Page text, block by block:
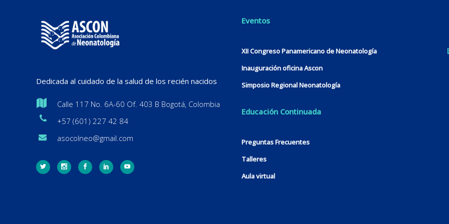
Dedicada al cuidado de la salud de los recién nacidos
Calle 117 No. 6A-60 Of. 403 B Bogotá, Colombia
+57 (601) 227 42 84
asocolneo@gmail.com
Eventos
XII Congreso Panamericano de Neonatología
Inauguración oficina Ascon
Simposio Regional Neonatología
Educación Continuada
Preguntas Frecuentes
Talleres
Aula virtual